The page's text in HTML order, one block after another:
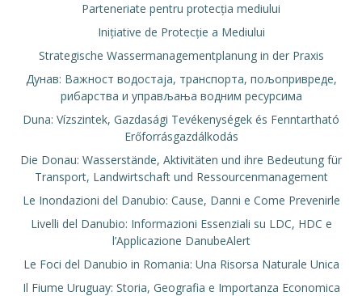
Parteneriate pentru protecția mediului
Inițiative de Protecție a Mediului
Strategische Wassermanagementplanung in der Praxis
Дунав: Важност водостаја, транспорта, пољопривреде,
рибарства и управљања водним ресурсима
Duna: Vízszintek, Gazdasági Tevékenységek és Fenntartható
Erőforrásgazdálkodás
Die Donau: Wasserstände, Aktivitäten und ihre Bedeutung für
Transport, Landwirtschaft und Ressourcenmanagement
Le Inondazioni del Danubio: Cause, Danni e Come Prevenirle
Livelli del Danubio: Informazioni Essenziali su LDC, HDC e
l’Applicazione DanubeAlert
Le Foci del Danubio in Romania: Una Risorsa Naturale Unica
Il Fiume Uruguay: Storia, Geografia e Importanza Economica